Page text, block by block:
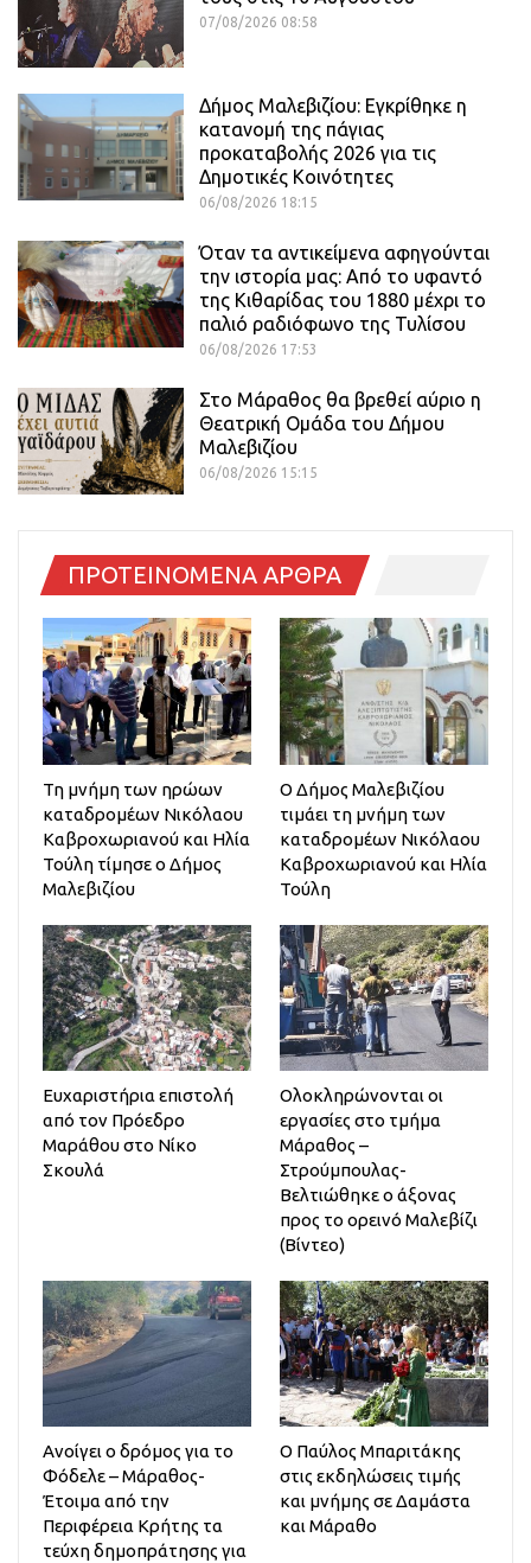
07/08/2026 08:58
Δήμος Μαλεβιζίου: Εγκρίθηκε η
κατανομή της πάγιας
προκαταβολής 2026 για τις
Δημοτικές Κοινότητες
06/08/2026 18:15
Όταν τα αντικείμενα αφηγούνται
την ιστορία μας: Από το υφαντό
της Κιθαρίδας του 1880 μέχρι το
παλιό ραδιόφωνο της Τυλίσου
06/08/2026 17:53
Στο Μάραθος θα βρεθεί αύριο η
Θεατρική Ομάδα του Δήμου
Μαλεβιζίου
06/08/2026 15:15
ΠΡΟΤΕΙΝΟΜΕΝΑ ΑΡΘΡΑ
Τη μνήμη των ηρώων
καταδρομέων Νικόλαου
Καβροχωριανού και Ηλία
Τούλη τίμησε ο Δήμος
Μαλεβιζίου
Ο Δήμος Μαλεβιζίου
τιμάει τη μνήμη των
καταδρομέων Νικόλαου
Καβροχωριανού και Ηλία
Τούλη
Ευχαριστήρια επιστολή
από τον Πρόεδρο
Μαράθου στο Νίκο
Σκουλά
Ολοκληρώνονται οι
εργασίες στο τμήμα
Μάραθος –
Στρούμπουλας-
Βελτιώθηκε ο άξονας
προς το ορεινό Μαλεβίζι
(Βίντεο)
Ανοίγει ο δρόμος για το
Φόδελε – Μάραθος-
Έτοιμα από την
Περιφέρεια Κρήτης τα
τεύχη δημοπράτησης για
Ο Παύλος Μπαριτάκης
στις εκδηλώσεις τιμής
και μνήμης σε Δαμάστα
και Μάραθο